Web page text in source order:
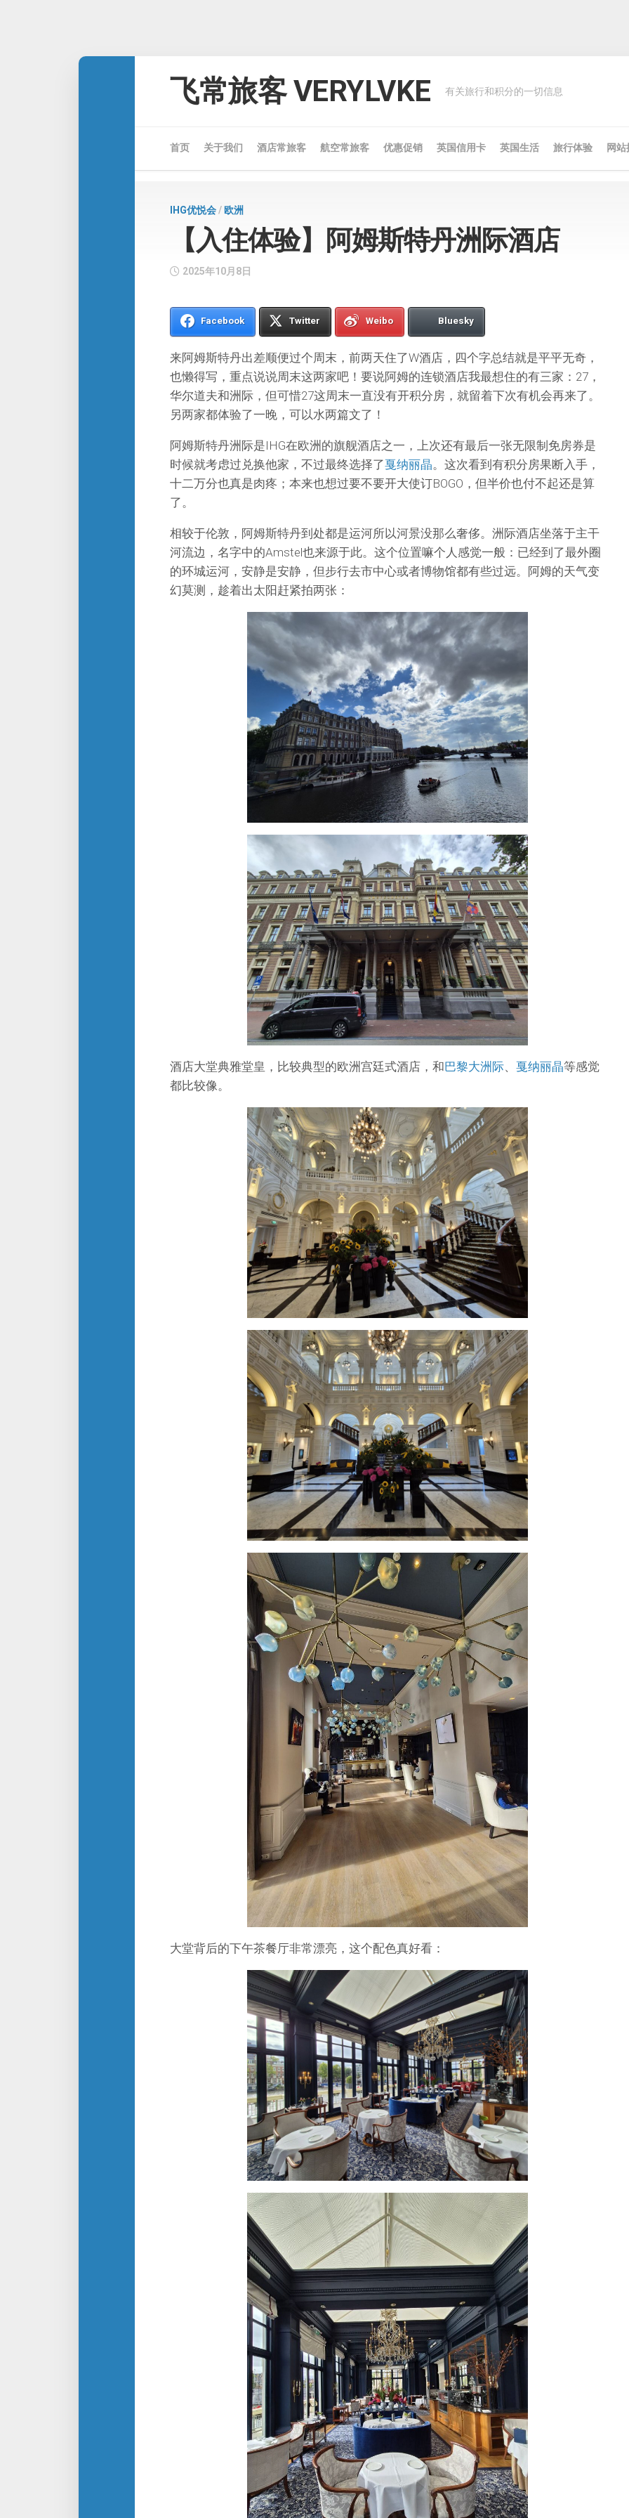
飞常旅客 VERYLVKE 有关旅行和积分的一切信息
首页 关于我们 酒店常旅客 航空常旅客 优惠促销 英国信用卡 英国生活 旅行体验 网
IHG优悦会/ 欧洲
【入住体验】阿姆斯特丹洲际酒店
2025年10月8日
Facebook Twitter Weibo Bluesky
来阿姆斯特丹出差顺便过个周末，前两天住了W酒店，四个字总结就是平平无奇，
也懒得写，重点说说周末这两家吧！要说阿姆的连锁酒店我最想住的有三家：27，
华尔道夫和洲际，但可惜27这周末一直没有开积分房，就留着下次有机会再来了。
另两家都体验了一晚，可以水两篇文了！
阿姆斯特丹洲际是IHG在欧洲的旗舰酒店之一，上次还有最后一张无限制免房券是
时候就考虑过兑换他家，不过最终选择了戛纳丽晶。这次看到有积分房果断入手，
十二万分也真是肉疼；本来也想过要不要开大使订BOGO，但半价也付不起还是算
了。
相较于伦敦，阿姆斯特丹到处都是运河所以河景没那么奢侈。洲际酒店坐落于主干
河流边，名字中的Amstel也来源于此。这个位置嘛个人感觉一般：已经到了最外圈
的环城运河，安静是安静，但步行去市中心或者博物馆都有些过远。阿姆的天气变
幻莫测，趁着出太阳赶紧拍两张：
酒店大堂典雅堂皇，比较典型的欧洲宫廷式酒店，和巴黎大洲际、 戛纳丽晶等感觉
都比较像。
大堂背后的下午茶餐厅非常漂亮，这个配色真好看：